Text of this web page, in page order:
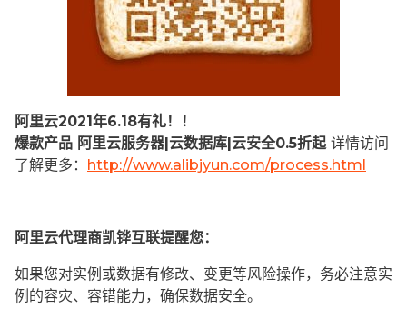
阿里云2021年6.18有礼！！
爆款产品 阿里云服务器|云数据库|云安全0.5折起 详情访问
了解更多： http://www.alibjyun.com/process.html
阿里云代理商凯铧互联提醒您：
如果您对实例或数据有修改、变更等风险操作，务必注意实
例的容灾、容错能力，确保数据安全。